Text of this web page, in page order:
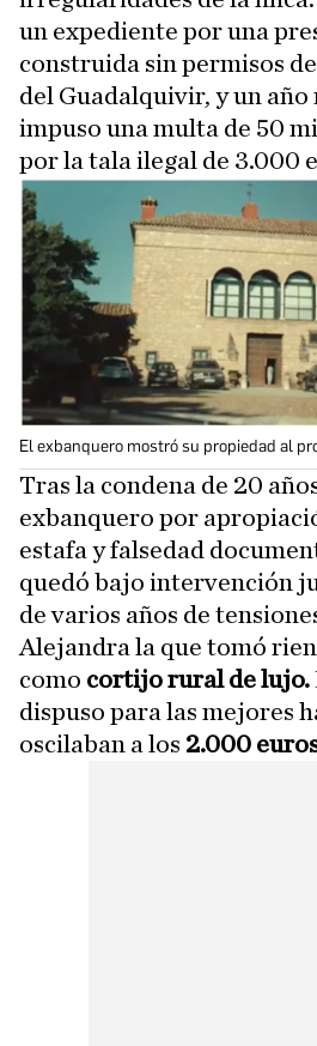
un expediente por una
construida sin permisos
del Guadalquivir, y un año
impuso una multa de 50
por la tala ilegal de 3.000
El exbanquero mostró su propiedad al
Tras la condena de 20
exbanquero por
estafa y falsedad
quedó bajo intervención
de varios años de
Alejandra la que tomó
como cortijo rural de lujo.
dispuso para las mejores
oscilaban a los 2.000